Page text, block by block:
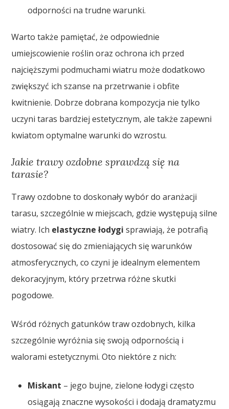
odporności na trudne warunki.
Warto także pamiętać, że odpowiednie
umiejscowienie roślin oraz ochrona ich przed
najcięższymi podmuchami wiatru może dodatkowo
zwiększyć ich szanse na przetrwanie i obfite
kwitnienie. Dobrze dobrana kompozycja nie tylko
uczyni taras bardziej estetycznym, ale także zapewni
kwiatom optymalne warunki do wzrostu.
Jakie trawy ozdobne sprawdzą się na
tarasie?
Trawy ozdobne to doskonały wybór do aranżacji
tarasu, szczególnie w miejscach, gdzie występują silne
wiatry. Ich elastyczne łodygi sprawiają, że potrafią
dostosować się do zmieniających się warunków
atmosferycznych, co czyni je idealnym elementem
dekoracyjnym, który przetrwa różne skutki
pogodowe.
Wśród różnych gatunków traw ozdobnych, kilka
szczególnie wyróżnia się swoją odpornością i
walorami estetycznymi. Oto niektóre z nich:
Miskant – jego bujne, zielone łodygi często
osiągają znaczne wysokości i dodają dramatyzmu